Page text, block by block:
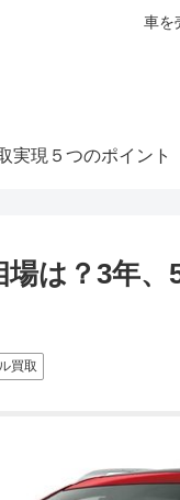
車を
実現５つのポイント
は？3年
買取